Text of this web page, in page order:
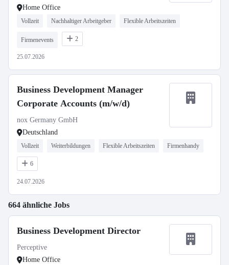
Home Office
Vollzeit Nachhaltiger Arbeitgeber Flexible Arbeitszeiten
Firmenevents 2
25.07.2026
Business Development Manager
Corporate Accounts (m/w/d)
nox Germany GmbH
Deutschland
Vollzeit Weiterbildungen Flexible Arbeitszeiten Firmenhandy
6
24.07.2026
664 ähnliche Jobs
Business Development Director
Perceptive
Home Office